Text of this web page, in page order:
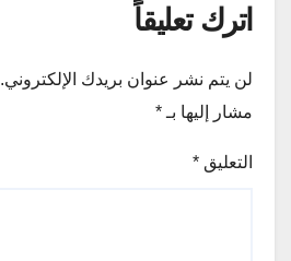
اترك تعليقاً
لن يتم نشر عنوان بريدك الإلكتروني.
مشار إليها بـ *
التعليق *